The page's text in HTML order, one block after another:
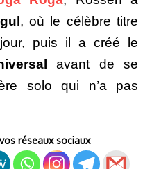
, où le célèbre titre
puis il a créé le
avant de se
solo qui n’a pas
réseaux sociaux